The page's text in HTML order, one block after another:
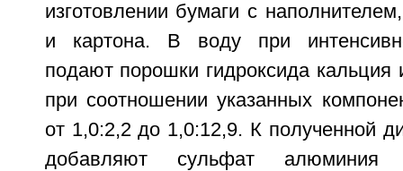
изготовлении бумаги с
и картона. В воду при
подают порошки гидроксида кальция
при соотношении указанных
от 1,0:2,2 до 1,0:12,9. К полученной
добавляют сульфат алюминия